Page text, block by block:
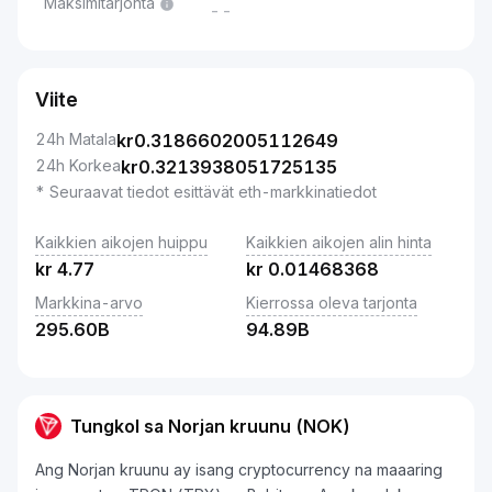
--
Viite
24h Matalakr0.3186602005112649
24h Korkeakr0.3213938051725135
* Seuraavat tiedot esittävät eth-markkinatiedot
Kaikkien aikojen huippu
kr 4.77
Kaikkien aikojen alin hinta
kr 0.01468368
Markkina-arvo
295.60B
Kierrossa oleva tarjonta
94.89B
Tungkol sa Norjan kruunu (NOK)
Ang Norjan kruunu ay isang cryptocurrency na maaaring